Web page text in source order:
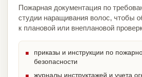
Пожарная документация по
студии наращивания волос, чтобы
к плановой или внеплановой
приказы и инструкции по
безопасности
журналы инструктажей и учета